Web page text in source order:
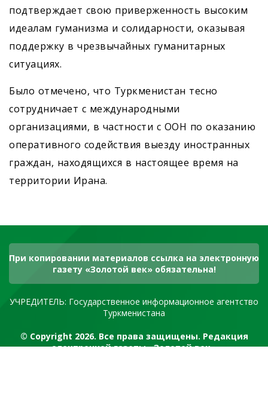
подтверждает свою приверженность высоким
идеалам гуманизма и солидарности, оказывая
поддержку в чрезвычайных гуманитарных
ситуациях.
Было отмечено, что Туркменистан тесно
сотрудничает с международными
организациями, в частности с ООН по оказанию
оперативного содействия выезду иностранных
граждан, находящихся в настоящее время на
территории Ирана.
При копировании материалов ссылка на электронную
газету «Золотой век» обязательна!
УЧРЕДИТЕЛЬ: Государственное информационное агентство
Туркменистана
© Copyright 2026. Все права защищены. Редакция
электронной газеты «Золотой век»